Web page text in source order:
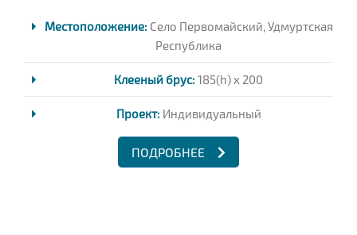
Местоположение: Село Первомайский, Удмуртская
Республика
Клееный брус: 185(h) x 200
Проект: Индивидуальный
ПОДРОБНЕЕ